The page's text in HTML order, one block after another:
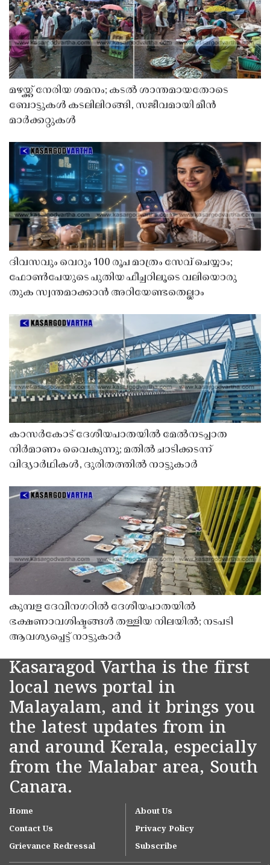
മഴയ്ക്ക് നേരിയ ശമനം; കടൽ ശാന്തമായതോടെ
ബോട്ടുകൾ കടലിലിറങ്ങി, സജീവമായി മീൻ
മാർക്കറ്റുകൾ
ദിവസവും വെറും 100 രൂപ മാത്രം സേവ് ചെയ്യാം;
ഫോൺപേയുടെ പുതിയ ഫീച്ചറിലൂടെ വലിയൊരു
തുക സ്വന്തമാക്കാൻ അറിയേണ്ടതെല്ലാം
കാസർകോട് ദേശീയപാതയിൽ മേൽനടപ്പാത
നിർമാണം വൈകുന്നു; മതിൽ ചാടിക്കടന്ന്
വിദ്യാർഥികൾ, ദുരിതത്തിൽ നാട്ടുകാർ
കുമ്പള ദേവീനഗറിൽ ദേശീയപാതയിൽ
ഭക്ഷണാവശിഷ്ടങ്ങൾ തള്ളിയ നിലയിൽ; നടപടി
ആവശ്യപ്പെട്ട് നാട്ടുകാർ
Kasaragod Vartha is the first
local news portal in
Malayalam, and it brings you
the latest updates from in
and around Kerala, especially
from the Malabar area, South
Canara.
Home
About Us
Contact Us
Privacy Policy
Grievance Redressal
Subscribe